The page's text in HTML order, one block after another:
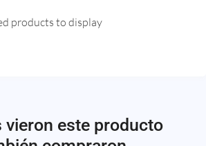
products to display
vieron este producto